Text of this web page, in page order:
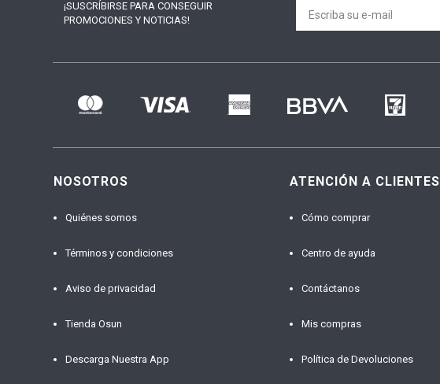
¡SUSCRÍBIRSE PARA CONSEGUIR
PROMOCIONES Y NOTICIAS!
NOSOTROS
Quiénes somos
Términos y condiciones
Aviso de privacidad
Tienda Osun
Descarga Nuestra App
ATENCIÓN A CLIENTES
Cómo comprar
Centro de ayuda
Contáctanos
Mis compras
Política de Devoluciones